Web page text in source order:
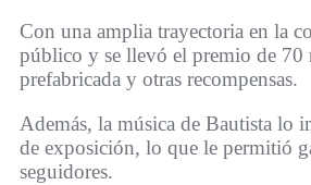
Con una amplia trayectoria en la
público y se llevó el premio de 70
prefabricada y otras recompensas.
Además, la música de Bautista lo
de exposición, lo que le permitió
seguidores.